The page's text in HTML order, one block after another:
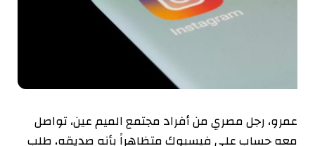
عمرو، رجل مصري من أفراد مجتمع الميم عين، تواصل
معه حساب على فيسبوك متظاهراً بأنه صديقه، طلب